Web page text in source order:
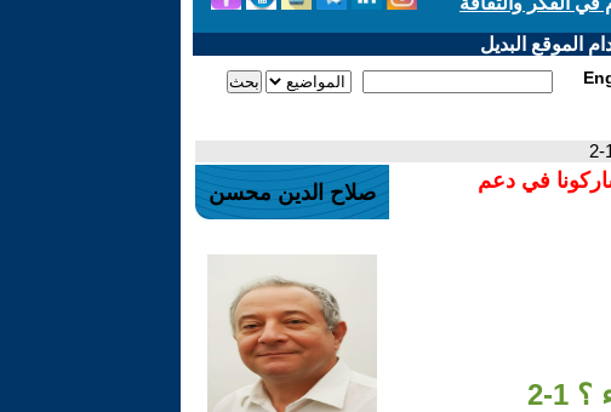
الموقع البديل
في دعم
1-2
صلاح الدين محسن